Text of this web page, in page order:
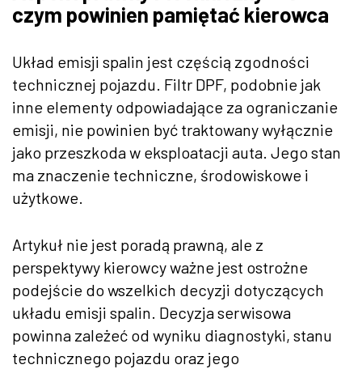
czym powinien pamiętać kierowca
Układ emisji spalin jest częścią zgodności
technicznej pojazdu. Filtr DPF, podobnie jak
inne elementy odpowiadające za ograniczanie
emisji, nie powinien być traktowany wyłącznie
jako przeszkoda w eksploatacji auta. Jego stan
ma znaczenie techniczne, środowiskowe i
użytkowe.
Artykuł nie jest poradą prawną, ale z
perspektywy kierowcy ważne jest ostrożne
podejście do wszelkich decyzji dotyczących
układu emisji spalin. Decyzja serwisowa
powinna zależeć od wyniku diagnostyki, stanu
technicznego pojazdu oraz jego